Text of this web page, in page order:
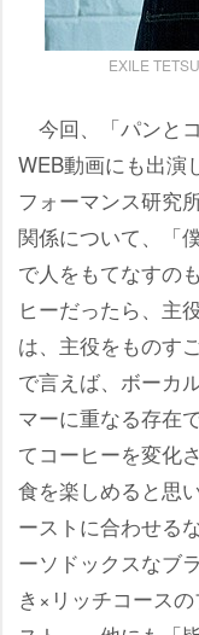
EXILE
今回、「パンと
WEB動画にも出演
フォーマンス研究
関係について、「
で人をもてなすの
ヒーだったら、主
は、主役をものす
で言えば、ボーカ
マーに重なる存在
てコーヒーを変化
食を楽しめると思
ーストに合わせる
ーソドックスなブ
き×リッチコース